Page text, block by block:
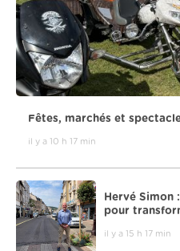
Fêtes, marchés et
il y a 10 h 17 min
Hervé Simon
pour
il y a 15 h 17 min